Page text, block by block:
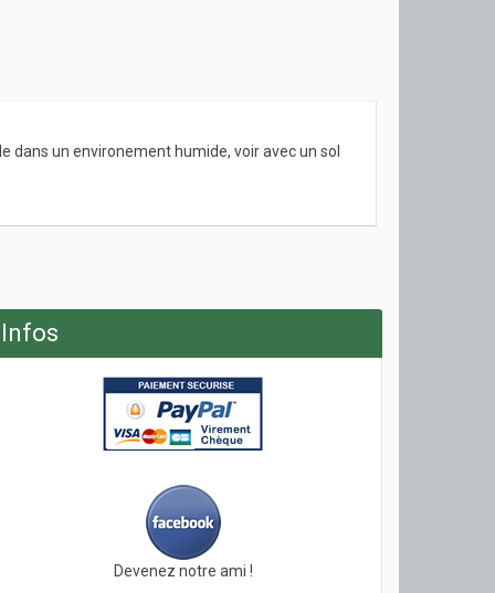
dans un environement humide, voir avec un sol
Infos
Devenez notre ami !